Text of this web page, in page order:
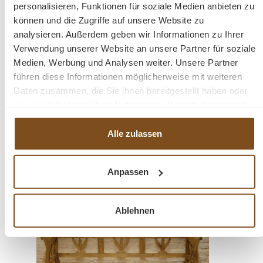
personalisieren, Funktionen für soziale Medien anbieten zu
können und die Zugriffe auf unsere Website zu
analysieren. Außerdem geben wir Informationen zu Ihrer
Verwendung unserer Website an unsere Partner für soziale
Medien, Werbung und Analysen weiter. Unsere Partner
führen diese Informationen möglicherweise mit weiteren
Daten zusammen, die Sie ihnen bereitgestellt haben oder
haben.
Alle zulassen
Anpassen
Ablehnen
Sitzhöhe: 48 cm
Fragen zum Produkt?
Produktinformationen "Truhenbank Tulpe
Eine Weichholz Truhenbank im wohnfertigen Zustand.
Vorlagen gefertigt. Eine schöne Reproduktion. Mit
Bienenwachs behandelt und aufpoliert. Die Bank hat
einen großen Stauraum unterhalb der Sitzfläche. Alle
Teile sind voll Massiv. Ein Schmuckstück für ihren
Wohnbereich!Die Bank ist in verschiedenen
Produktgalerie überspringen
Ähnliche Produkte
Rabatt